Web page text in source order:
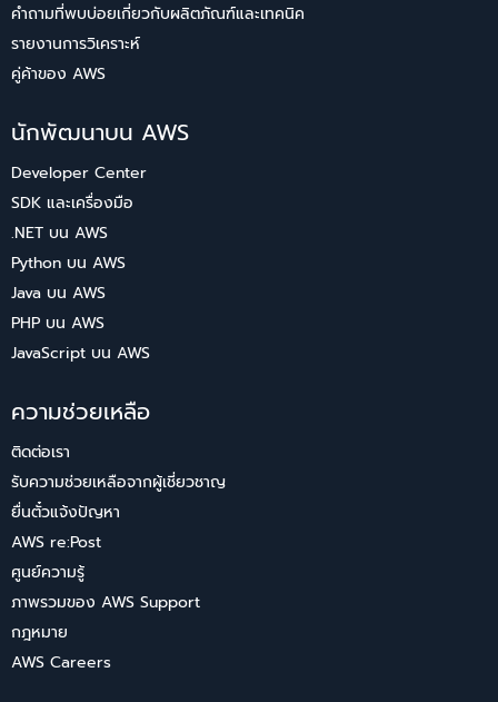
คำถามที่พบบ่อยเกี่ยวกับผลิตภัณฑ์และเทคนิค
รายงานการวิเคราะห์
คู่ค้าของ AWS
นักพัฒนาบน AWS
Developer Center
SDK และเครื่องมือ
.NET บน AWS
Python บน AWS
Java บน AWS
PHP บน AWS
JavaScript บน AWS
ความช่วยเหลือ
ติดต่อเรา
รับความช่วยเหลือจากผู้เชี่ยวชาญ
ยื่นตั๋วแจ้งปัญหา
AWS re:Post
ศูนย์ความรู้
ภาพรวมของ AWS Support
กฎหมาย
AWS Careers